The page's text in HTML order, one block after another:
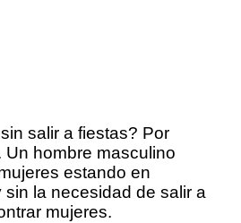
salir a fiestas? Por
hombre masculino
estando en
sin la necesidad de salir a
mujeres.